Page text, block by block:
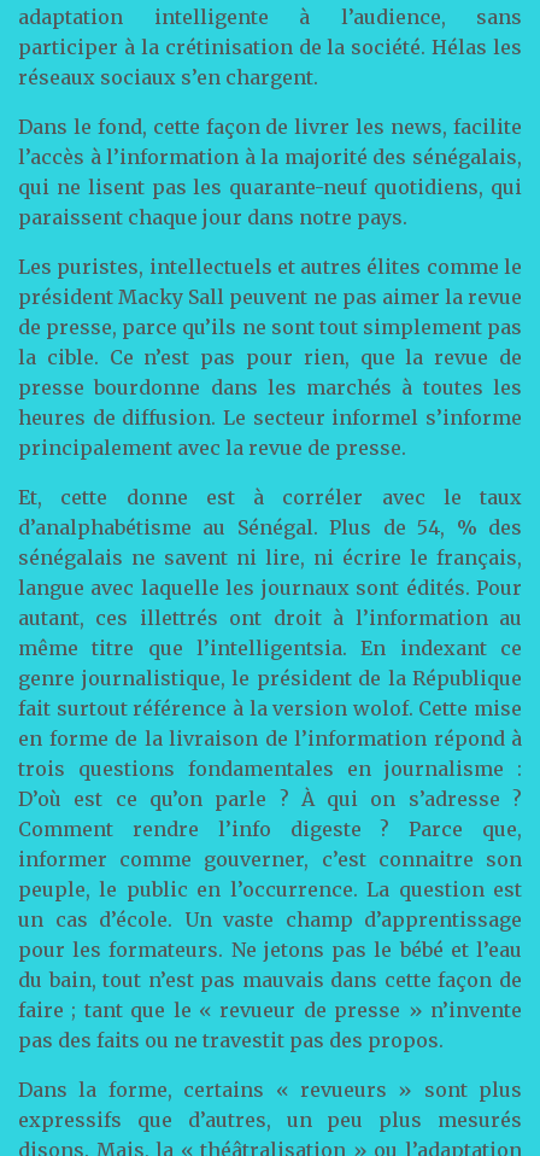
adaptation intelligente à l’audience, sans
participer à la crétinisation de la société. Hélas les
réseaux sociaux s’en chargent.
Dans le fond, cette façon de livrer les news, facilite
l’accès à l’information à la majorité des sénégalais,
qui ne lisent pas les quarante-neuf quotidiens, qui
paraissent chaque jour dans notre pays.
Les puristes, intellectuels et autres élites comme le
président Macky Sall peuvent ne pas aimer la revue
de presse, parce qu’ils ne sont tout simplement pas
la cible. Ce n’est pas pour rien, que la revue de
presse bourdonne dans les marchés à toutes les
heures de diffusion. Le secteur informel s’informe
principalement avec la revue de presse.
Et, cette donne est à corréler avec le taux
d’analphabétisme au Sénégal. Plus de 54, % des
sénégalais ne savent ni lire, ni écrire le français,
langue avec laquelle les journaux sont édités. Pour
autant, ces illettrés ont droit à l’information au
même titre que l’intelligentsia. En indexant ce
genre journalistique, le président de la République
fait surtout référence à la version wolof. Cette mise
en forme de la livraison de l’information répond à
trois questions fondamentales en journalisme :
D’où est ce qu’on parle ? À qui on s’adresse ?
Comment rendre l’info digeste ? Parce que,
informer comme gouverner, c’est connaitre son
peuple, le public en l’occurrence. La question est
un cas d’école. Un vaste champ d’apprentissage
pour les formateurs. Ne jetons pas le bébé et l’eau
du bain, tout n’est pas mauvais dans cette façon de
faire ; tant que le « revueur de presse » n’invente
pas des faits ou ne travestit pas des propos.
Dans la forme, certains « revueurs » sont plus
expressifs que d’autres, un peu plus mesurés
disons. Mais, la « théâtralisation » ou l’adaptation